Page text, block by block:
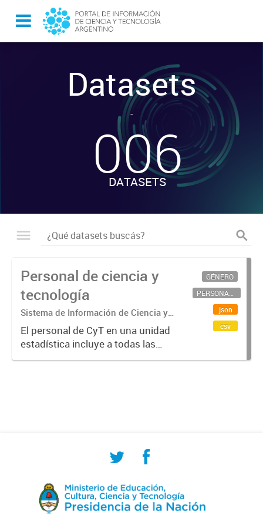
Datasets
-
006
DATASETS
Personal de ciencia y
tecnología
Sistema de Información de Ciencia y
Tecnología Argentino (SICYTAR)
El personal de CyT en una unidad
estadística incluye a todas las
personas involucradas
GÉNERO
PERSONAL CIENTÍFICO-TECNOLÓGICO
json
csv